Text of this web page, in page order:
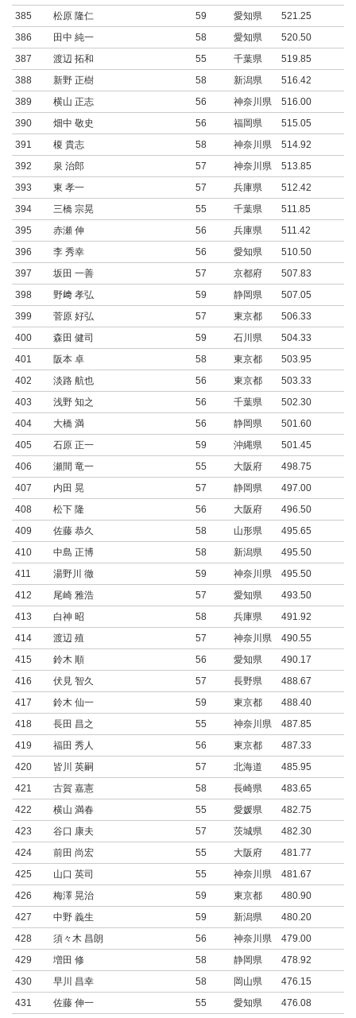
385
松原 隆仁 59 愛知県
521.25
386
田中 純一 58 愛知県
520.50
387
渡辺 拓和 55 千葉県
519.85
388
新野 正樹 58 新潟県
516.42
389
横山 正志 56 神奈川県
516.00
390
畑中 敬史 56 福岡県
515.05
391
榎 貴志 58 神奈川県
514.92
392
泉 治郎 57 神奈川県
513.85
393
東 孝一 57 兵庫県
512.42
394
三橋 宗晃 55 千葉県
511.85
395
赤瀬 伸 56 兵庫県
511.42
396
李 秀幸 56 愛知県
510.50
397
坂田 一善 57 京都府
507.83
398
野﨑 孝弘 59 静岡県
507.05
399
菅原 好弘 57 東京都
506.33
400
森田 健司 59 石川県
504.33
401
阪本 卓 58 東京都
503.95
402
淡路 航也 56 東京都
503.33
403
浅野 知之 56 千葉県
502.30
404
大橋 満 56 静岡県
501.60
405
石原 正一 59 沖縄県
501.45
406
瀬間 竜一 55 大阪府
498.75
407
内田 晃 57 静岡県
497.00
408
松下 隆 56 大阪府
496.50
409
佐藤 恭久 58 山形県
495.65
410
中島 正博 58 新潟県
495.50
411
湯野川 徹 59 神奈川県
495.50
412
尾崎 雅浩 57 愛知県
493.50
413
白神 昭 58 兵庫県
491.92
414
渡辺 殖 57 神奈川県
490.55
415
鈴木 順 56 愛知県
490.17
416
伏見 智久 57 長野県
488.67
417
鈴木 仙一 59 東京都
488.40
418
長田 昌之 55 神奈川県
487.85
419
福田 秀人 56 東京都
487.33
420
皆川 英嗣 57 北海道
485.95
421
古賀 嘉憲 58 長崎県
483.65
422
横山 満春 55 愛媛県
482.75
423
谷口 康夫 57 茨城県
482.30
424
前田 尚宏 55 大阪府
481.77
425
山口 英司 55 神奈川県
481.67
426
梅澤 晃治 59 東京都
480.90
427
中野 義生 59 新潟県
480.20
428
須々木 昌朗 56 神奈川県
479.00
429
増田 修 58 静岡県
478.92
430
早川 昌幸 58 岡山県
476.15
431
佐藤 伸一 55 愛知県
476.08